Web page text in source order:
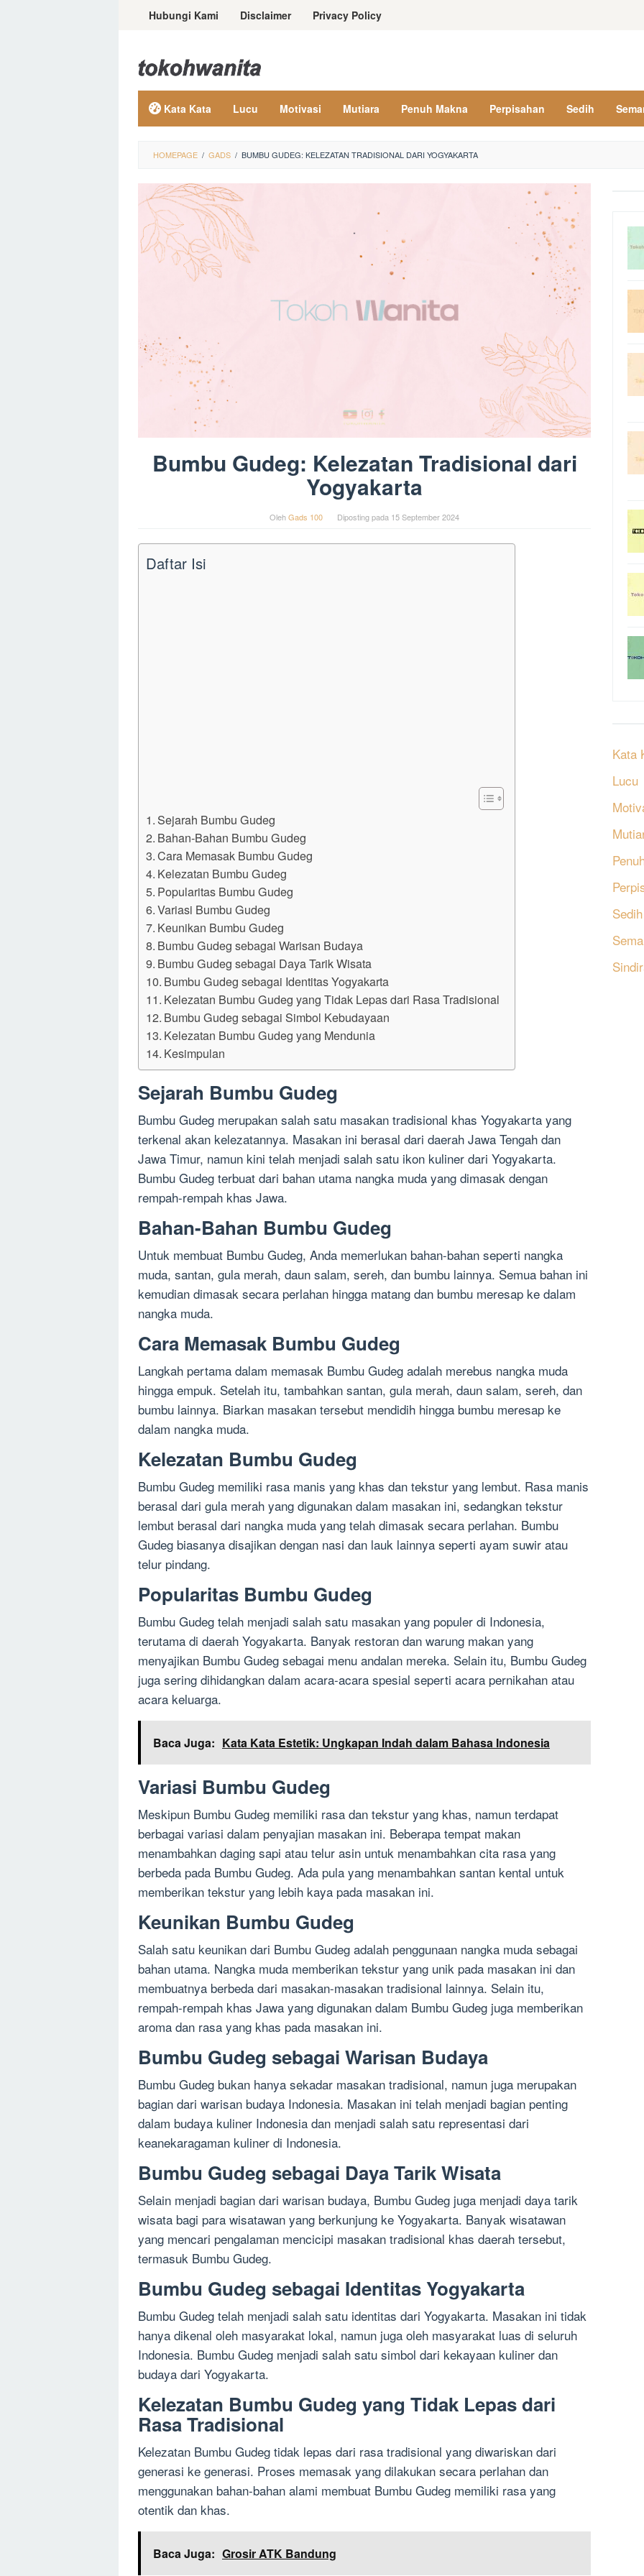
LoncatHubungi Kami Disclaimer Privacy Policy
Kata Kata Lucu Motivasi Mutiara Penuh Makna Perpisahan Sedih
HOMEPAGE / GADS / BUMBU GUDEG: KELEZATAN TRADISIONAL DARI YOGYAKARTA
Bumbu Gudeg: Kelezatan Tradisional dari
Yogyakarta
OlehGads 100 Diposting pada 15 September 2024
Daftar Isi
Sejarah Bumbu Gudeg
Bahan-Bahan Bumbu Gudeg
Cara Memasak Bumbu Gudeg
Kelezatan Bumbu Gudeg
Popularitas Bumbu Gudeg
Variasi Bumbu Gudeg
Keunikan Bumbu Gudeg
Bumbu Gudeg sebagai Warisan Budaya
Bumbu Gudeg sebagai Daya Tarik Wisata
Bumbu Gudeg sebagai Identitas Yogyakarta
Kelezatan Bumbu Gudeg yang Tidak Lepas dari Rasa Tradisional
Bumbu Gudeg sebagai Simbol Kebudayaan
Kelezatan Bumbu Gudeg yang Mendunia
Kesimpulan
Sejarah Bumbu Gudeg
Bumbu Gudeg merupakan salah satu masakan tradisional khas Yogyakarta yang
terkenal akan kelezatannya. Masakan ini berasal dari daerah Jawa Tengah dan
Jawa Timur, namun kini telah menjadi salah satu ikon kuliner dari Yogyakarta.
Bumbu Gudeg terbuat dari bahan utama nangka muda yang dimasak dengan
rempah-rempah khas Jawa.
Bahan-Bahan Bumbu Gudeg
Untuk membuat Bumbu Gudeg, Anda memerlukan bahan-bahan seperti nangka
muda, santan, gula merah, daun salam, sereh, dan bumbu lainnya. Semua bahan ini
kemudian dimasak secara perlahan hingga matang dan bumbu meresap ke dalam
nangka muda.
Cara Memasak Bumbu Gudeg
Langkah pertama dalam memasak Bumbu Gudeg adalah merebus nangka muda
hingga empuk. Setelah itu, tambahkan santan, gula merah, daun salam, sereh, dan
bumbu lainnya. Biarkan masakan tersebut mendidih hingga bumbu meresap ke
dalam nangka muda.
Kelezatan Bumbu Gudeg
Bumbu Gudeg memiliki rasa manis yang khas dan tekstur yang lembut. Rasa manis
berasal dari gula merah yang digunakan dalam masakan ini, sedangkan tekstur
lembut berasal dari nangka muda yang telah dimasak secara perlahan. Bumbu
Gudeg biasanya disajikan dengan nasi dan lauk lainnya seperti ayam suwir atau
telur pindang.
Popularitas Bumbu Gudeg
Bumbu Gudeg telah menjadi salah satu masakan yang populer di Indonesia,
terutama di daerah Yogyakarta. Banyak restoran dan warung makan yang
menyajikan Bumbu Gudeg sebagai menu andalan mereka. Selain itu, Bumbu Gudeg
juga sering dihidangkan dalam acara-acara spesial seperti acara pernikahan atau
acara keluarga.
Baca Juga: Kata Kata Estetik: Ungkapan Indah dalam Bahasa Indonesia
Variasi Bumbu Gudeg
Meskipun Bumbu Gudeg memiliki rasa dan tekstur yang khas, namun terdapat
berbagai variasi dalam penyajian masakan ini. Beberapa tempat makan
menambahkan daging sapi atau telur asin untuk menambahkan cita rasa yang
berbeda pada Bumbu Gudeg. Ada pula yang menambahkan santan kental untuk
memberikan tekstur yang lebih kaya pada masakan ini.
Keunikan Bumbu Gudeg
Salah satu keunikan dari Bumbu Gudeg adalah penggunaan nangka muda sebagai
bahan utama. Nangka muda memberikan tekstur yang unik pada masakan ini dan
membuatnya berbeda dari masakan-masakan tradisional lainnya. Selain itu,
rempah-rempah khas Jawa yang digunakan dalam Bumbu Gudeg juga memberikan
aroma dan rasa yang khas pada masakan ini.
Bumbu Gudeg sebagai Warisan Budaya
Bumbu Gudeg bukan hanya sekadar masakan tradisional, namun juga merupakan
bagian dari warisan budaya Indonesia. Masakan ini telah menjadi bagian penting
dalam budaya kuliner Indonesia dan menjadi salah satu representasi dari
keanekaragaman kuliner di Indonesia.
Bumbu Gudeg sebagai Daya Tarik Wisata
Selain menjadi bagian dari warisan budaya, Bumbu Gudeg juga menjadi daya tarik
wisata bagi para wisatawan yang berkunjung ke Yogyakarta. Banyak wisatawan
yang mencari pengalaman mencicipi masakan tradisional khas daerah tersebut,
termasuk Bumbu Gudeg.
Bumbu Gudeg sebagai Identitas Yogyakarta
Bumbu Gudeg telah menjadi salah satu identitas dari Yogyakarta. Masakan ini tidak
hanya dikenal oleh masyarakat lokal, namun juga oleh masyarakat luas di seluruh
Indonesia. Bumbu Gudeg menjadi salah satu simbol dari kekayaan kuliner dan
budaya dari Yogyakarta.
Kelezatan Bumbu Gudeg yang Tidak Lepas dari
Rasa Tradisional
Kelezatan Bumbu Gudeg tidak lepas dari rasa tradisional yang diwariskan dari
generasi ke generasi. Proses memasak yang dilakukan secara perlahan dan
menggunakan bahan-bahan alami membuat Bumbu Gudeg memiliki rasa yang
otentik dan khas.
Baca Juga: Grosir ATK Bandung
Kata
Lucu
Sedih